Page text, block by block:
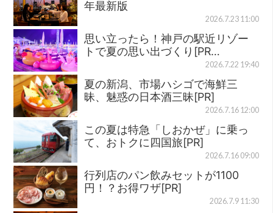
年最新版
2026.7.23 11:00
思い立ったら！神戸の駅近リゾー
トで夏の思い出づくり[PR…
2026.7.22 19:40
夏の新潟、市場ハシゴで海鮮三
昧、魅惑の日本酒三昧[PR]
2026.7.16 12:00
この夏は特急「しおかぜ」に乗っ
て、おトクに四国旅[PR]
2026.7.16 09:00
行列店のパン飲みセットが1100
円！？お得ワザ[PR]
2026.7.9 11:30